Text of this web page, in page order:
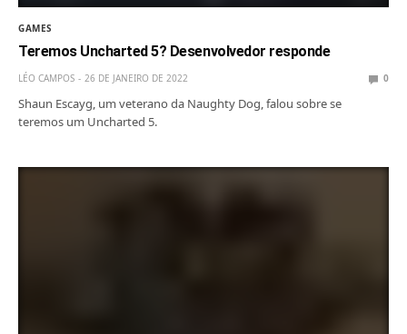
GAMES
Teremos Uncharted 5? Desenvolvedor responde
LÉO CAMPOS 26 DE JANEIRO DE 2022 0
Shaun Escayg, um veterano da Naughty Dog, falou sobre se
teremos um Uncharted 5.